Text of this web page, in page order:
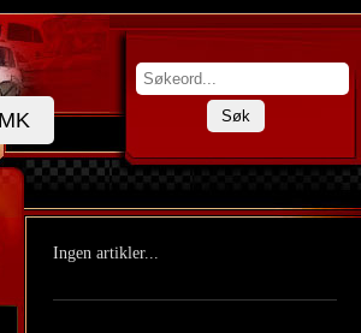
Søk
Ingen artikler...